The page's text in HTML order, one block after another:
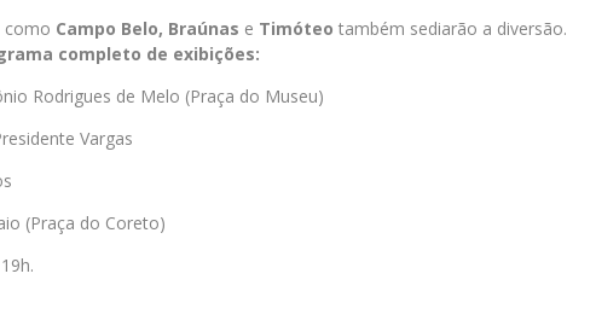
como Campo Belo, Braúnas e Timóteo também sediarão a diversão.
completo de exibições:
Rodrigues de Melo (Praça do Museu)
Vargas
(Praça do Coreto)